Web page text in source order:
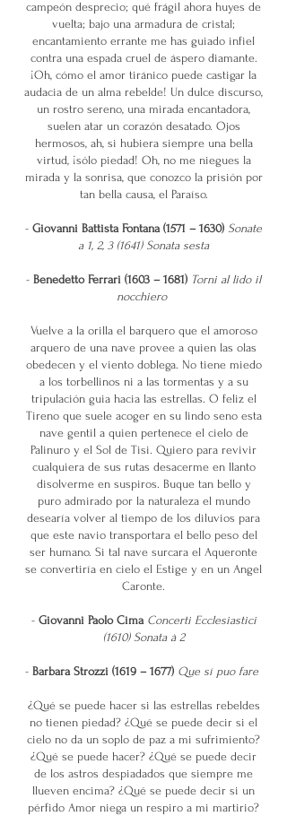
campeón desprecio; qué frágil ahora huyes de
vuelta; bajo una armadura de cristal;
encantamiento errante me has guiado infiel
contra una espada cruel de áspero diamante.
¡Oh, cómo el amor tiránico puede castigar la
audacia de un alma rebelde! Un dulce discurso,
un rostro sereno, una mirada encantadora,
suelen atar un corazón desatado. Ojos
hermosos, ah, si hubiera siempre una bella
virtud, ¡sólo piedad! Oh, no me niegues la
mirada y la sonrisa, que conozco la prisión por
tan bella causa, el Paraíso.
- Giovanni Battista Fontana (1571 – 1630) Sonate
a 1, 2, 3 (1641) Sonata sesta
- Benedetto Ferrari (1603 – 1681) Torni al lido il
nocchiero
Vuelve a la orilla el barquero que el amoroso
arquero de una nave provee a quien las olas
obedecen y el viento doblega. No tiene miedo
a los torbellinos ni a las tormentas y a su
tripulación guia hacia las estrellas. O feliz el
Tireno que suele acoger en su lindo seno esta
nave gentil a quien pertenece el cielo de
Palinuro y el Sol de Tisi. Quiero para revivir
cualquiera de sus rutas desacerme en llanto
disolverme en suspiros. Buque tan bello y
puro admirado por la naturaleza el mundo
desearía volver al tiempo de los diluvios para
que este navio transportara el bello peso del
ser humano. Si tal nave surcara el Aqueronte
se convertiría en cielo el Estige y en un Angel
Caronte.
- Giovanni Paolo Cima Concerti Ecclesiastici
(1610) Sonata à 2
- Barbara Strozzi (1619 – 1677) Que sí puo fare
​¿Qué se puede hacer si las estrellas rebeldes
no tienen piedad? ¿Qué se puede decir si el
cielo no da un soplo de paz a mi sufrimiento?
¿Qué se puede hacer? ¿Qué se puede decir
de los astros despiadados que siempre me
llueven encima? ¿Qué se puede decir si un
pérfido Amor niega un respiro a mi martirio?